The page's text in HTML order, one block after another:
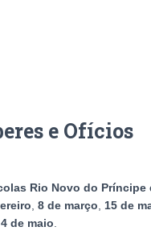
e Ofícios
Rio Novo do Príncipe
8 de março 15 de
4 de maio